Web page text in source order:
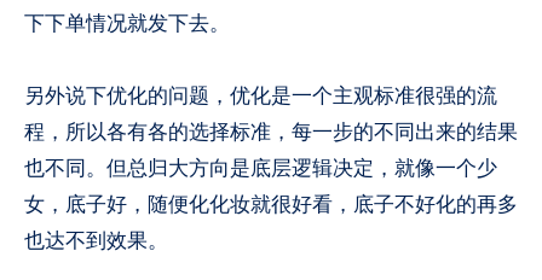
下下单情况就发下去。
另外说下优化的问题，优化是一个主观标准很强的流
程，所以各有各的选择标准，每一步的不同出来的结果
也不同​。但总归大方向是底层逻辑决定，就像一个少
女，底子好，随便化化妆就很好看，底子不好化的再多
也达不到效果​。